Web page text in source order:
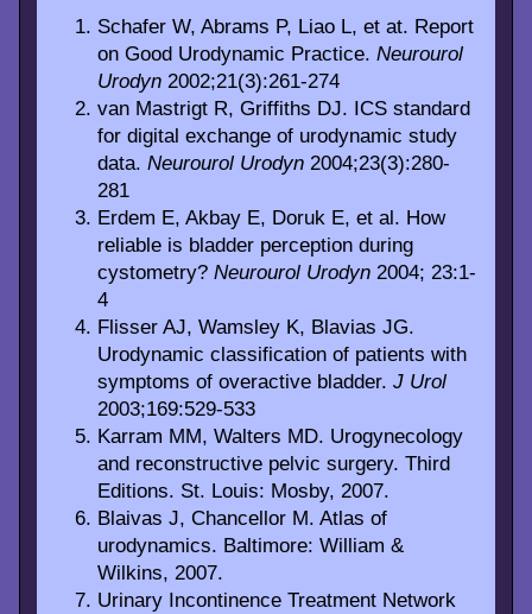
Schafer W, Abrams P, Liao L, et at. Report
on Good Urodynamic Practice. Neurourol
Urodyn 2002;21(3):261-274
van Mastrigt R, Griffiths DJ. ICS standard
for digital exchange of urodynamic study
data. Neurourol Urodyn 2004;23(3):280-
281
Erdem E, Akbay E, Doruk E, et al. How
reliable is bladder perception during
cystometry? Neurourol Urodyn 2004; 23:1-
4
Flisser AJ, Wamsley K, Blavias JG.
Urodynamic classification of patients with
symptoms of overactive bladder. J Urol
2003;169:529-533
Karram MM, Walters MD. Urogynecology
and reconstructive pelvic surgery. Third
Editions. St. Louis: Mosby, 2007.
Blaivas J, Chancellor M. Atlas of
urodynamics. Baltimore: William &
Wilkins, 2007.
Urinary Incontinence Treatment Network